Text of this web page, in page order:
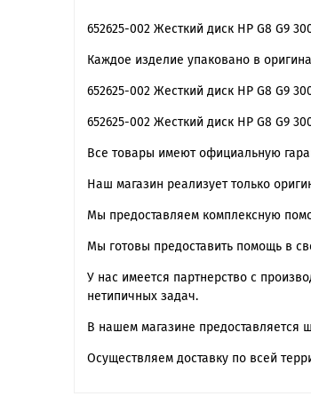
652625-002 Жесткий диск HP G8 G9
Каждое изделие упаковано в
652625-002 Жесткий диск HP G8 G9
652625-002 Жесткий диск HP G8 G9
Все товары имеют официальную
Наш магазин реализует только
Мы предоставляем комплексную
Мы готовы предоставить помощь в
У нас имеется партнерство с
нетипичных задач.
В нашем магазине предоставляется
Осуществляем доставку по всей